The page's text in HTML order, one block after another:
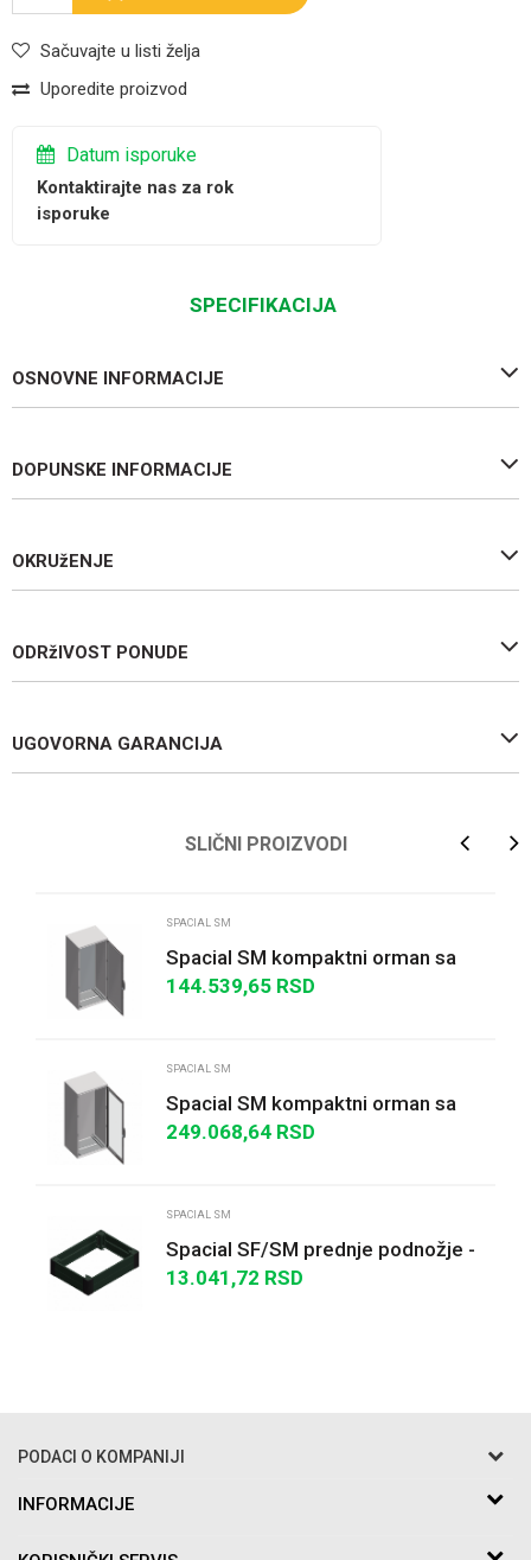
Sačuvajte u listi želja
Uporedite proizvod
Datum isporuke
Kontaktirajte nas za rok
isporuke
SPECIFIKACIJA
OSNOVNE INFORMACIJE
DOPUNSKE INFORMACIJE
OKRUžENJE
ODRžIVOST PONUDE
UGOVORNA GARANCIJA
SLIČNI PROIZVODI
SPACIAL SM
Spacial SM kompaktni orman sa
montažnom pločom -
144.539,65 RSD
SPACIAL SM
Spacial SM kompaktni orman sa
providnim vratima -
249.068,64 RSD
SPACIAL SM
Spacial SF/SM prednje podnožje -
100x600 mm
13.041,72 RSD
PODACI O KOMPANIJI
Razo DOO
Bakarska br.5
INFORMACIJE